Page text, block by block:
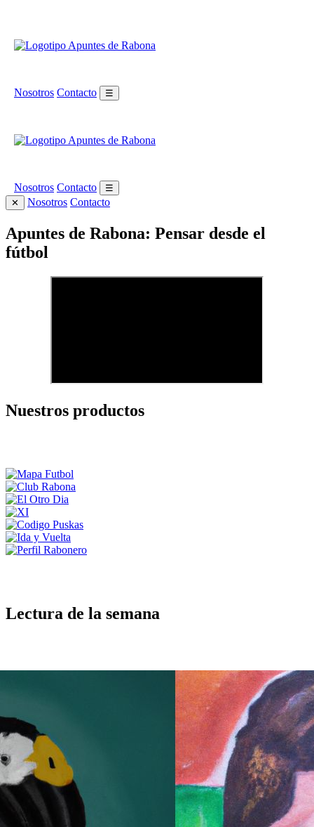
Nosotros Contacto ☰
Nosotros Contacto
☰
✕
Nosotros Contacto
Apuntes de Rabona: Pensar desde el
fútbol
Nuestros productos
Lectura de la semana